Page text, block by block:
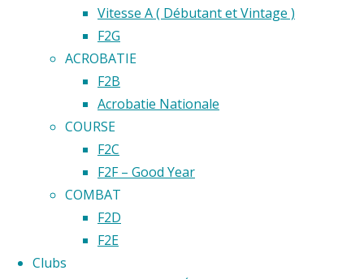
Vitesse A ( Débutant et Vintage )
F2G
ACROBATIE
F2B
Acrobatie Nationale
COURSE
F2C
F2F – Good Year
COMBAT
F2D
F2E
Clubs